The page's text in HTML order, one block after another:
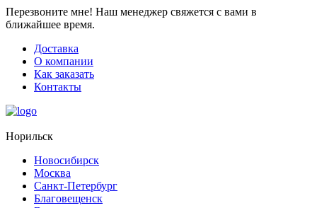
Перезвоните мне! Наш менеджер свяжется с вами в
ближайшее время.
Доставка
О компании
Как заказать
Контакты
Норильск
Новосибирск
Москва
Санкт-Петербург
Благовещенск